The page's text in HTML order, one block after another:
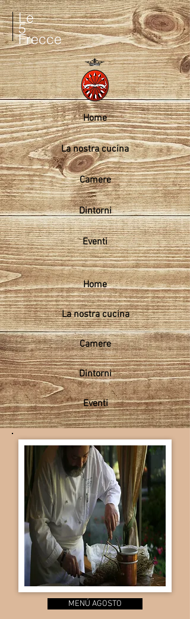
Le
5
Frecce
Home
La nostra cucina
Camere
Dintorni
Eventi
Home
La nostra cucina
Camere
Dintorni
Eventi
MENÚ AGOSTO